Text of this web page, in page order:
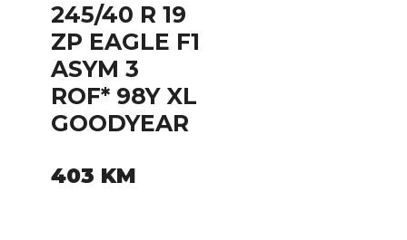
245/40 R 19
ZP EAGLE F1
ASYM 3
ROF* 98Y XL
GOODYEAR
403 KM